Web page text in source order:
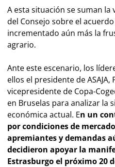
A esta situación se suman
del Consejo sobre el
incrementado aún más la
agrario.
Ante este escenario, los
ellos el presidente de ASAJA,
vicepresidente de Copa-
en Bruselas para analizar la
económica actual. En un
por condiciones de mercado
apremiantes y demandas
decidieron apoyar la
Estrasburgo el próximo 20